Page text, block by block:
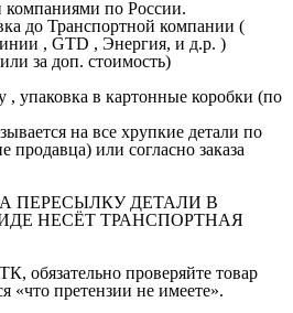
компаниями по России.
до Транспортной компании (
, GTD , Энергия, и д.р. )
за доп. стоимость)
, упаковка в картонные коробки (по
на все хрупкие детали по
или согласно заказа
ПЕРЕСЫЛКУ ДЕТАЛИ В
НЕСЁТ ТРАНСПОРТНАЯ
обязательно проверяйте товар
«что претензии не имеете».